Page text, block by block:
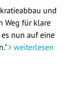
und
Weg für klare
nun auf eine
weiterlesen